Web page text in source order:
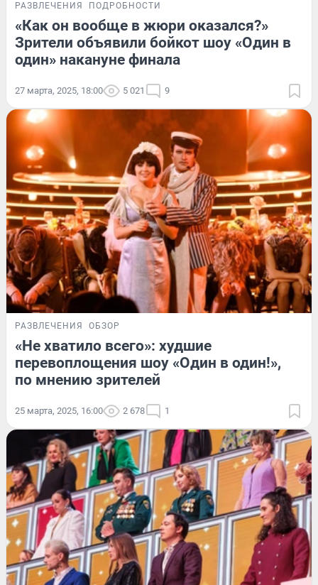
РАЗВЛЕЧЕНИЯ ПОДРОБНОСТИ
«Как он вообще в жюри оказался?»
Зрители объявили бойкот шоу «Один в
один» накануне финала
27 марта, 2025, 18:00 5 021 9
РАЗВЛЕЧЕНИЯ ОБЗОР
«Не хватило всего»: худшие
перевоплощения шоу «Один в один!»,
по мнению зрителей
25 марта, 2025, 16:00 2 678 1